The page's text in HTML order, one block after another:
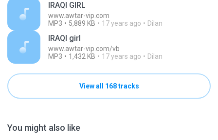
IRAQI GIRL
www.awtar-vip.com
MP3
5,889 KB 17 years ago Dilan
IRAQI girl
www.awtar-vip.com/vb
MP3
1,432 KB 17 years ago Dilan
View all 168 tracks
You might also like